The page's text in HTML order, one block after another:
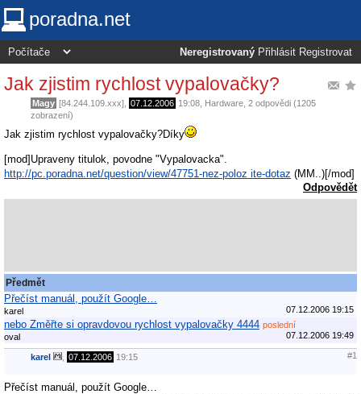
poradna.net
Neregistrovaný Přihlásit Registrovat
Jak zjistim rychlost vypalovačky?
Magy [84.244.109.xxx], 07.12.2006 19:08 Hardware , 2 odpovědi (1205
zobrazení)
Jak zjistim rychlost vypalovačky?Díky
[mod]Upraveny titulok, povodne "Vypalovacka".
http://pc.poradna.net/question/view/47751-nez-poloz ite-dotaz (MM..)[/mod]
Odpovědět
Předmět
Přečíst manuál, použít Google…
karel 07.12.2006 19:15
nebo Změřte si opravdovou rychlost vypalovačky 4444 poslední
oval
07.12.2006 19:49
karel 07.12.2006 19:15 #1
Přečíst manuál, použít Google…